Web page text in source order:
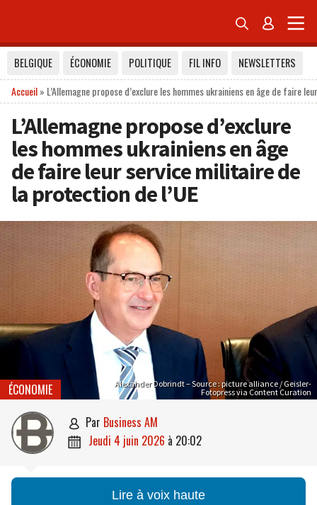
 
BELGIQUE ÉCONOMIE POLITIQUE FIL INFO
NEWSLETTERS
Accueil» L’Allemagne propose d’exclure les hommes ukrainiens en âge de faire
L’Allemagne propose d’exclure
les hommes ukrainiens en âge
de faire leur service militaire de
la protection de l’UE
Alexander Dobrindt – Source : picture alliance / Geisler-
Fotopress via Content Curation
ÉCONOMIE
 par Business AM
 jeudi 4 juin 2026 à 20:02
Lire à voix haute